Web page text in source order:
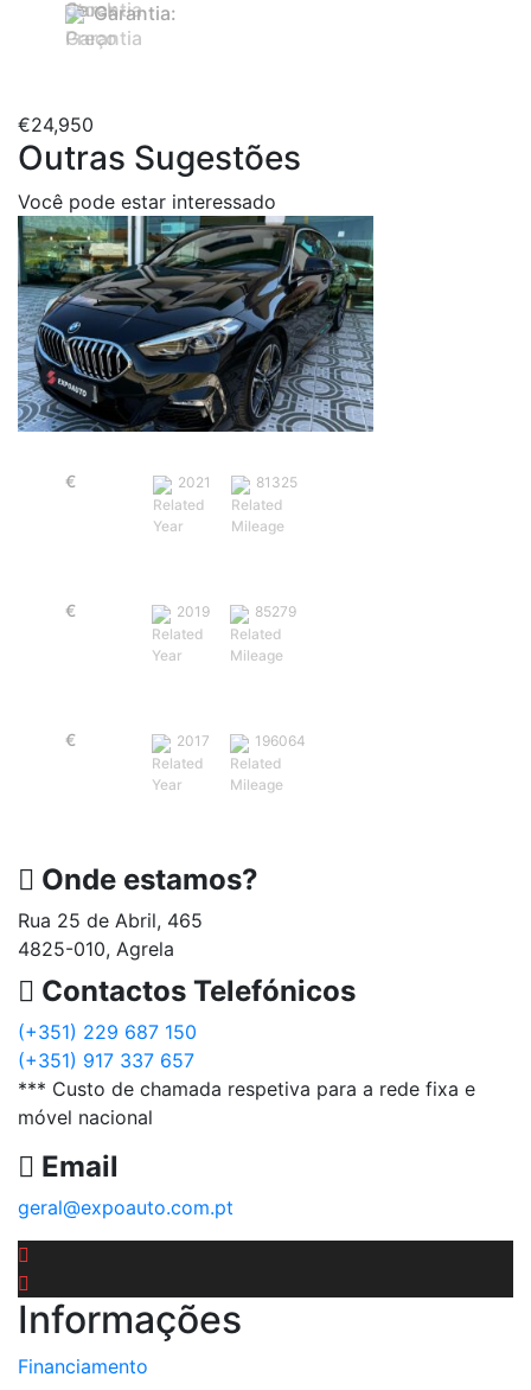
Garantia:
€24,950
Outras Sugestões
Você pode estar interessado
€ 2021 81325
€ 2019 85279
€ 2017 196064
Onde estamos?
Rua 25 de Abril, 465
4825-010, Agrela
Contactos Telefónicos
(+351) 229 687 150
(+351) 917 337 657
*** Custo de chamada respetiva para a rede fixa e
móvel nacional
Email
geral@expoauto.com.pt
Informações
Financiamento